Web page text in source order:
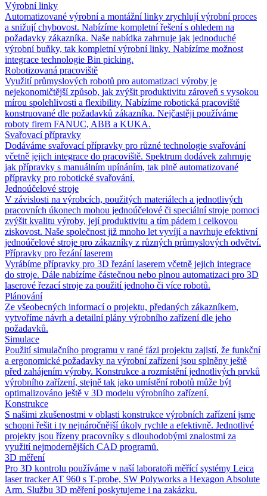
Výrobní linky
Automatizované výrobní a montážní linky zrychlují výrobní proces
a snižují chybovost. Nabízíme kompletní řešení s ohledem na
požadavky zákazníka. Naše nabídka zahrnuje jak jednoduché
výrobní buňky, tak kompletní výrobní linky. Nabízíme možnost
integrace technologie Bin picking.
Robotizovaná pracoviště
Využití průmyslových robotů pro automatizaci výroby je
nejekonomičtější způsob, jak zvýšit produktivitu zároveň s vysokou
mírou spolehlivosti a flexibility. Nabízíme robotická pracoviště
konstruované dle požadavků zákazníka. Nejčastěji používáme
roboty firem FANUC, ABB a KUKA.
Svařovací přípravky
Dodáváme svařovací přípravky pro různé technologie svařování
včetně jejich integrace do pracoviště. Spektrum dodávek zahrnuje
jak přípravky s manuálním upínáním, tak plně automatizované
přípravky pro robotické svařování.
Jednoúčelové stroje
V závislosti na výrobcích, použitých materiálech a jednotlivých
pracovních úkonech mohou jednoúčelové či speciální stroje pomoci
zvýšit kvalitu výroby, její produktivitu a tím pádem i celkovou
ziskovost. Naše společnost již mnoho let vyvíjí a navrhuje efektivní
jednoúčelové stroje pro zákazníky z různých průmyslových odvětví.
Přípravky pro řezání laserem
Vyrábíme přípravky pro 3D řezání laserem včetně jejich integrace
do stroje. Dále nabízíme částečnou nebo plnou automatizaci pro 3D
laserové řezací stroje za použití jednoho či více robotů.
Plánování
Ze všeobecných informací o projektu, předaných zákazníkem,
vytvoříme návrh a detailní plány výrobního zařízení dle jeho
požadavků.
Simulace
Použití simulačního programu v rané fázi projektu zajistí, že funkční
a ergonomické požadavky na výrobní zařízení jsou splněny ještě
před zahájením výroby. Konstrukce a rozmístění jednotlivých prvků
výrobního zařízení, stejně tak jako umístění robotů může být
optimalizováno ještě v 3D modelu výrobního zařízení.
Konstrukce
S našimi zkušenostmi v oblasti konstrukce výrobních zařízení jsme
schopni řešit i ty nejnáročnější úkoly rychle a efektivně. Jednotlivé
projekty jsou řízeny pracovníky s dlouhodobými znalostmi za
využití nejmodernějších CAD programů.
3D měření
Pro 3D kontrolu používáme v naší laboratoři měřící systémy Leica
laser tracker AT 960 s T-probe, SW Polyworks a Hexagon Absolute
Arm. Službu 3D měření poskytujeme i na zakázku.